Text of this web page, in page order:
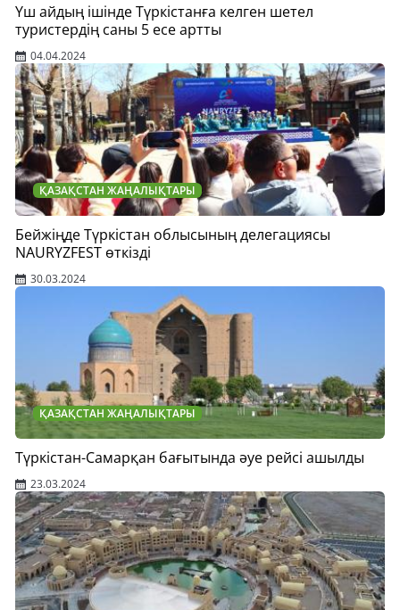
Үш айдың ішінде Түркістанға келген шетел
туристердің саны 5 есе артты
04.04.2024
ҚАЗАҚСТАН ЖАҢАЛЫҚТАРЫ
Бейжіңде Түркістан облысының делегациясы
NAURYZFEST өткізді
30.03.2024
ҚАЗАҚСТАН ЖАҢАЛЫҚТАРЫ
Түркістан-Самарқан бағытында әуе рейсі ашылды
23.03.2024